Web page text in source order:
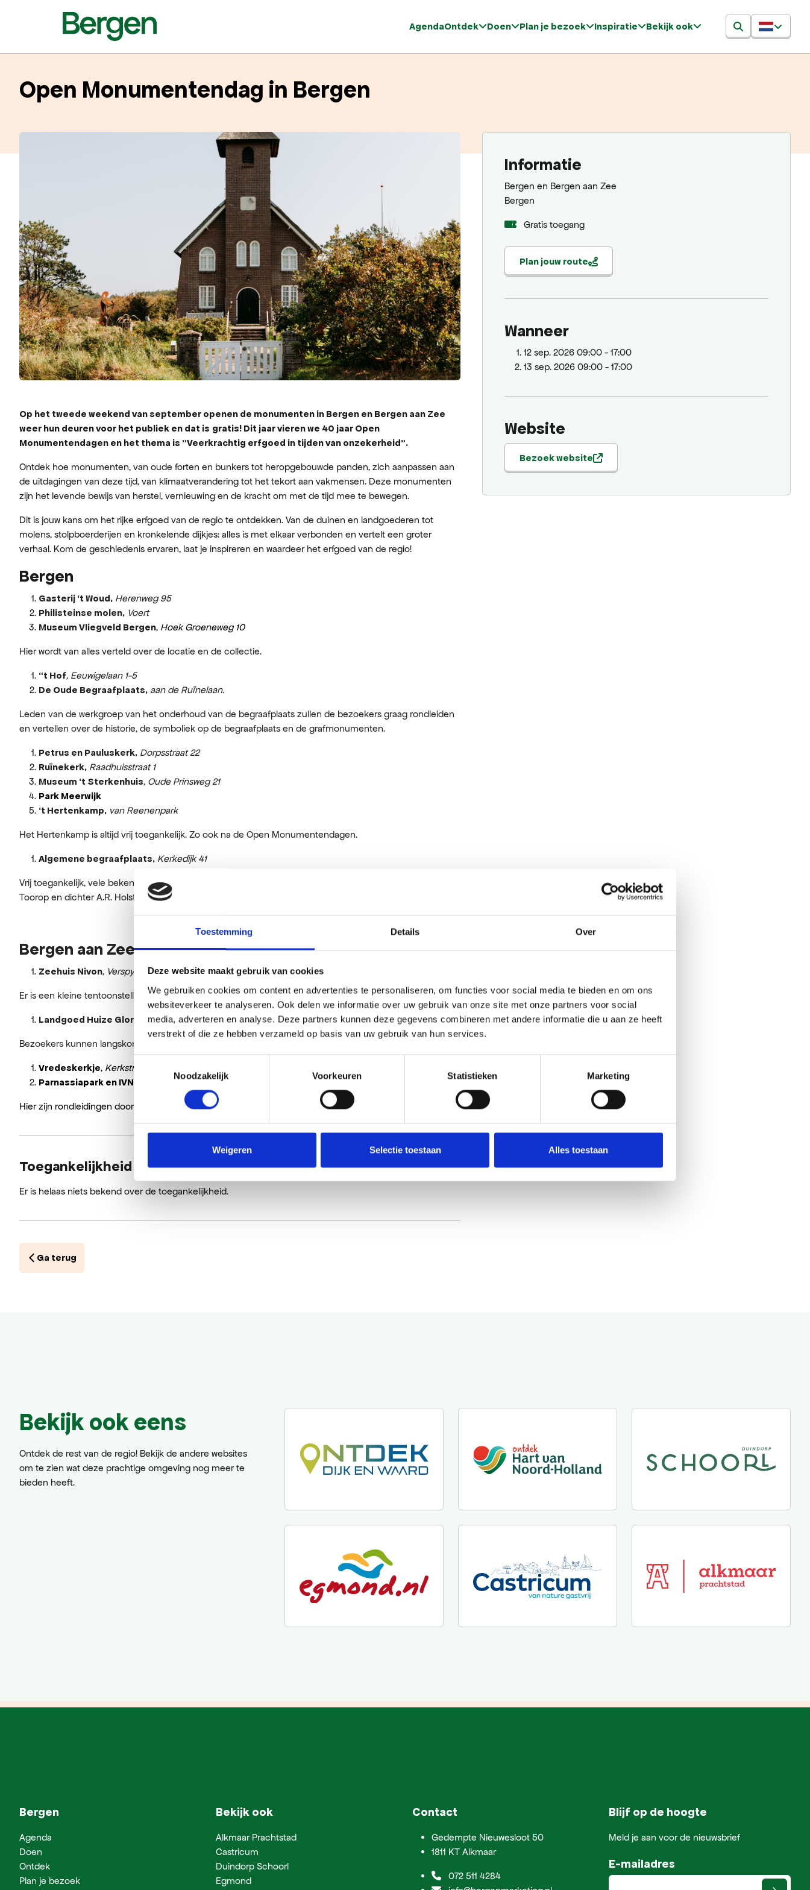
Toestemming Details Over
Deze website maakt gebruik van cookies
We gebruiken cookies om content en advertenties te personaliseren, om functies voor social media te bieden en om ons
websiteverkeer te analyseren. Ook delen we informatie over uw gebruik van onze site met onze partners voor social
media, adverteren en analyse. Deze partners kunnen deze gegevens combineren met andere informatie die u aan ze heeft
verstrekt of die ze hebben verzameld op basis van uw gebruik van hun services.
Noodzakelijk
Voorkeuren Statistieken Marketing
Weigeren Selectie toestaan Alles toestaan
AgendaOntdek Doen Plan je bezoek Inspiratie Bekijk ook
Open Monumentendag in Bergen
Op het tweede weekend van september openen de monumenten in Bergen en Bergen aan Zee
weer hun deuren voor het publiek en dat is gratis! Dit jaar vieren we 40 jaar Open
Monumentendagen en het thema is "Veerkrachtig erfgoed in tijden van onzekerheid".
Ontdek hoe monumenten, van oude forten en bunkers tot heropgebouwde panden, zich aanpassen aan
de uitdagingen van deze tijd, van klimaatverandering tot het tekort aan vakmensen. Deze monumenten
zijn het levende bewijs van herstel, vernieuwing en de kracht om met de tijd mee te bewegen.
Dit is jouw kans om het rijke erfgoed van de regio te ontdekken. Van de duinen en landgoederen tot
molens, stolpboerderijen en kronkelende dijkjes: alles is met elkaar verbonden en vertelt een groter
verhaal. Kom de geschiedenis ervaren, laat je inspireren en waardeer het erfgoed van de regio!
Bergen
Gasterij ‘t Woud, Herenweg 95
Philisteinse molen, Voert
Museum Vliegveld Bergen, Hoek Groeneweg 10
Hier wordt van alles verteld over de locatie en de collectie.
“t Hof, Eeuwigelaan 1-5
De Oude Begraafplaats, aan de Ruïnelaan.
Leden van de werkgroep van het onderhoud van de begraafplaats zullen de bezoekers graag rondleiden
en vertellen over de historie, de symboliek op de begraafplaats en de grafmonumenten.
Petrus en Pauluskerk, Dorpsstraat 22
Ruïnekerk, Raadhuisstraat 1
Museum ‘t Sterkenhuis, Oude Prinsweg 21
Park Meerwijk
‘t Hertenkamp, van Reenenpark
Het Hertenkamp is altijd vrij toegankelijk. Zo ook na de Open Monumentendagen.
Algemene begraafplaats, Kerkedijk 41
Vrij toegankelijk, vele bekende Bergenaren liggen hier begraven zoals bijvoorbeeld kunstenares Charly
Toorop en dichter A.R. Holst.
Bergen aan Zee
Zeehuis Nivon, Verspyckweg 5
Er is een kleine tentoonstelling van historische foto's van Het Zeehuis.
Landgoed Huize Glory Elzenlaan 2
Bezoekers kunnen langskomen
Vredeskerkje, Kerkstraat 21
Parnassiapark en IVN gebouw,Parkweg 2 (hoek Paulineweg vanaf Zeeweg)
Hier zijn rondleidingen door het Parnassiapark en het Parnassia-gebouw wordt opengesteld voor bezoek.
Toegankelijkheid
Er is helaas niets bekend over de toegankelijkheid.
Ga terug
Informatie
Bergen en Bergen aan Zee
Bergen
Gratis toegang
Plan jouw route
Wanneer
12 sep. 2026 09:00 - 17:00
13 sep. 2026 09:00 - 17:00
Website
Bezoek website
Bekijk ook eens
Ontdek de rest van de regio! Bekijk de andere websites
om te zien wat deze prachtige omgeving nog meer te
bieden heeft.
Bergen
Agenda
Doen
Ontdek
Plan je bezoek
Bekijk ook
Alkmaar Prachtstad
Castricum
Duindorp Schoorl
Egmond
Contact
Gedempte Nieuwesloot 50
1811 KT Alkmaar
072 511 4284
Blijf op de hoogte
Meld je aan voor de nieuwsbrief
E-mailadres